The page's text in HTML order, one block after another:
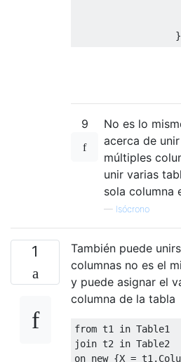
9
No es lo
acerca de
múltiples
unir varias
sola columna
— Isócrono
1
También puede
columnas no es el
y puede asignar el
columna de la tabla
from t1 in Table1
join t2 in Table2
on new {X = t1 .